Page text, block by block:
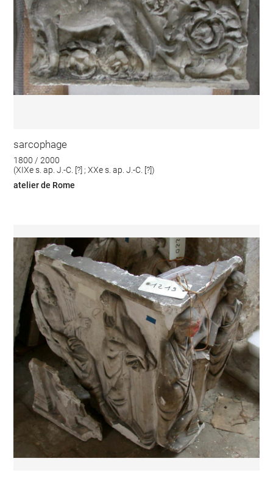
sarcophage
1800 / 2000
(XIXe s. ap. J.-C. [?] ; XXe s. ap. J.-C. [?])
atelier de Rome